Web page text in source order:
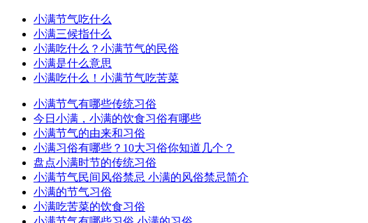
小满节气吃什么
小满三候指什么
小满吃什么？小满节气的民俗
小满是什么意思
小满吃什么！小满节气吃苦菜
小满节气有哪些传统习俗
今日小满，小满的饮食习俗有哪些
小满节气的由来和习俗
小满习俗有哪些？10大习俗你知道几个？
盘点小满时节的传统习俗
小满节气民间风俗禁忌 小满的风俗禁忌简介
小满的节气习俗
小满吃苦菜的饮食习俗